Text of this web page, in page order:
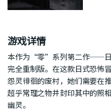
游戏详情
本作为“零”系列第二作——日
完全重制版。在这款日式恐怖
怨灵徘徊的废村，她们需要在
超乎常理之物并封印其中的
幽灵。